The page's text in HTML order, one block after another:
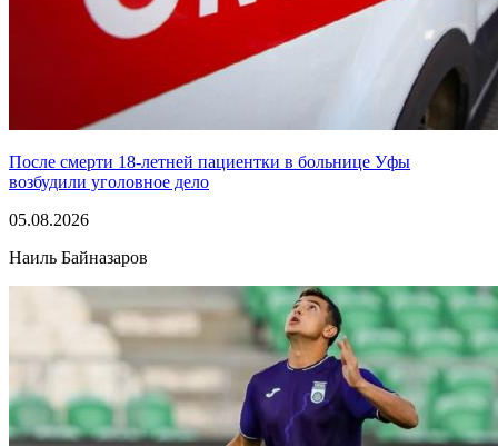
После смерти 18-летней пациентки в больнице Уфы
возбудили уголовное дело
05.08.2026
Наиль Байназаров